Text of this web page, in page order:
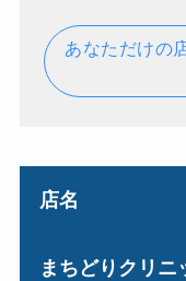
あなただけの
店名
まちどりクリニ